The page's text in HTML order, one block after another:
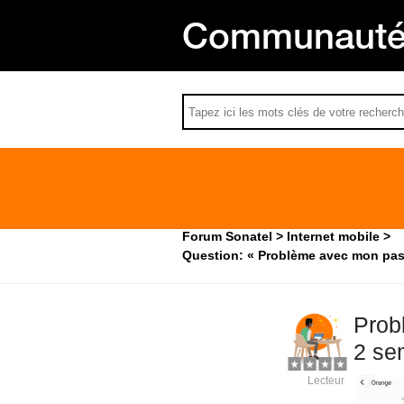
Forum Sonatel
Internet mobile
Question: « Problème avec mon
2
Lecteur